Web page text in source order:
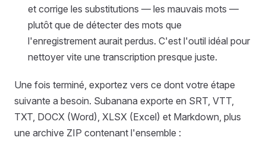
et corrige les substitutions — les mauvais mots —
plutôt que de détecter des mots que
l'enregistrement aurait perdus. C'est l'outil idéal pour
nettoyer vite une transcription presque juste.
Une fois terminé, exportez vers ce dont votre étape
suivante a besoin. Subanana exporte en SRT, VTT,
TXT, DOCX (Word), XLSX (Excel) et Markdown, plus
une archive ZIP contenant l'ensemble :